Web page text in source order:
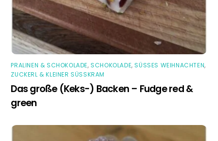
PRALINEN & SCHOKOLADE,SCHOKOLADE,SÜSSES WEIHNACHTEN ,
ZUCKERL & KLEINER SÜSSKRAM
Das große (Keks-) Backen – Fudge red &
green